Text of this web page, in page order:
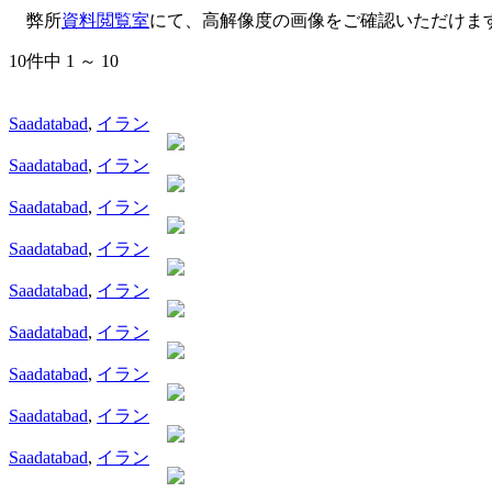
弊所資料閲覧室にて、高解像度の画像をご確認いただけま
10件中 1 ～ 10
Saadatabad, イラン
Saadatabad, イラン
Saadatabad, イラン
Saadatabad, イラン
Saadatabad, イラン
Saadatabad, イラン
Saadatabad, イラン
Saadatabad, イラン
Saadatabad, イラン